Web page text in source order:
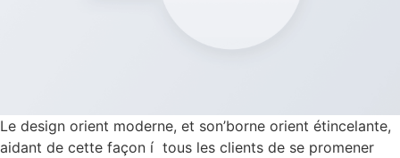
Le design orient moderne, et son’borne orient étincelante,
aidant de cette façon í tous les clients de se promener